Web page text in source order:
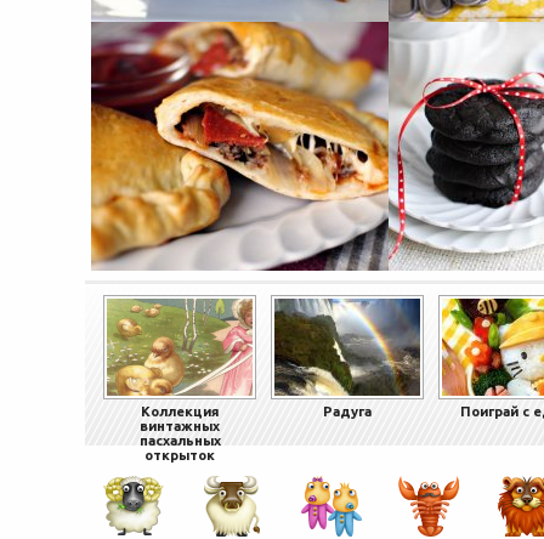
Коллекция
винтажных
пасхальных
открыток
Радуга Поиграй с